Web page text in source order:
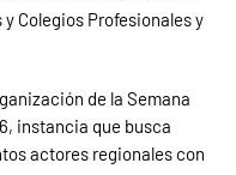
Colegios Profesionales y
de la Semana
instancia que busca
actores regionales con